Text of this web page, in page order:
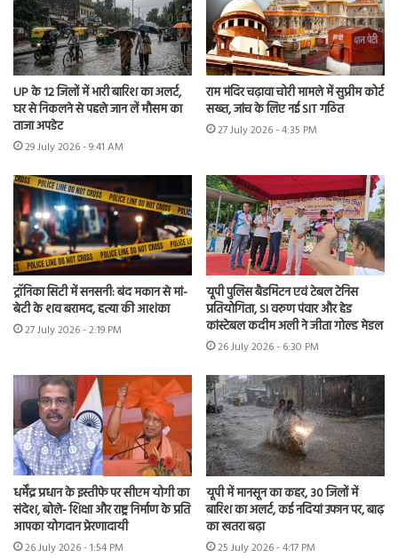
UP के 12 जिलों में भारी बारिश का अलर्ट,
घर से निकलने से पहले जान लें मौसम का
ताजा अपडेट
29 July 2026 - 9:41 AM
राम मंदिर चढ़ावा चोरी मामले में सुप्रीम कोर्ट
सख्त, जांच के लिए नई SIT गठित
27 July 2026 - 4:35 PM
ट्रॉनिका सिटी में सनसनी: बंद मकान से मां-
बेटी के शव बरामद, हत्या की आशंका
27 July 2026 - 2:19 PM
यूपी पुलिस बैडमिंटन एवं टेबल टेनिस
प्रतियोगिता, SI वरुण पंवार और हेड
कांस्टेबल कदीम अली ने जीता गोल्ड मेडल
26 July 2026 - 6:30 PM
धर्मेंद्र प्रधान के इस्तीफे पर सीएम योगी का
संदेश, बोले- शिक्षा और राष्ट्र निर्माण के प्रति
आपका योगदान प्रेरणादायी
26 July 2026 - 1:54 PM
यूपी में मानसून का कहर, 30 जिलों में
बारिश का अलर्ट, कई नदियां उफान पर, बाढ़
का खतरा बढ़ा
25 July 2026 - 4:17 PM